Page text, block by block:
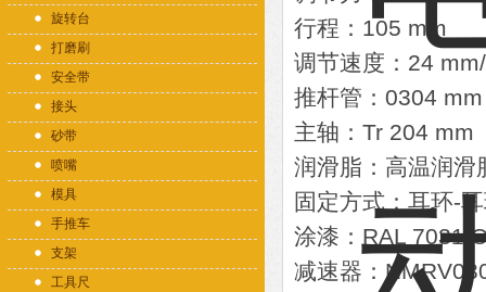
旋转台
打磨刷
安全带
接头
砂带
喷嘴
模具
手推车
支架
工具尺
行程：105 mm
调节速度：24
推杆管：0304
主轴：Tr 204 mm
润滑脂：高温润滑
固定方式：耳环-
涂漆：RAL 7031
减速器：